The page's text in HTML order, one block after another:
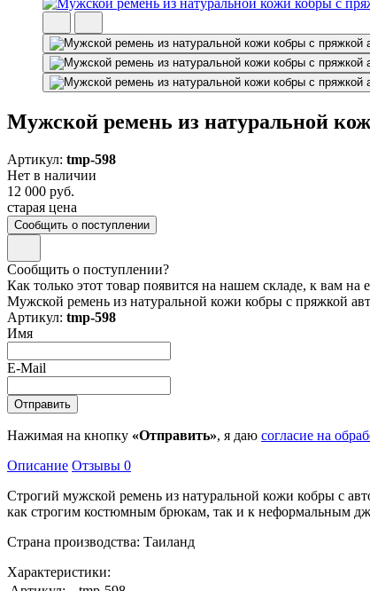
Мужской ремень из натуральной
Артикул: tmp-598
Нет в наличии
12 000 руб.
старая цена
Сообщить о поступлении
Сообщить о поступлении?
Как только этот товар появится на нашем складе, к вам
Мужской ремень из натуральной кожи кобры с пряжкой
Артикул: tmp-598
Имя
E-Mail
Нажимая на кнопку «Отправить», я даю согласие на
Описание Отзывы 0
Строгий мужской ремень из натуральной кожи кобры с
как строгим костюмным брюкам, так и к неформальным
Страна производства: Таиланд
Характеристики: